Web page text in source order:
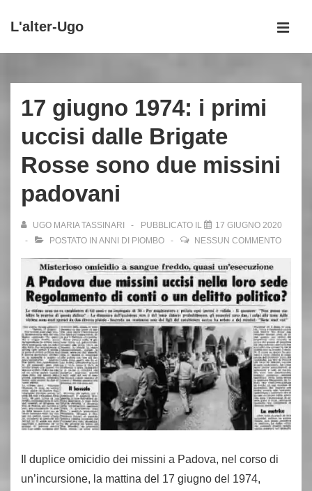
Vai
principale
L'alter-Ugo
principale
17 giugno 1974: i primi
uccisi dalle Brigate
Rosse sono due missini
padovani
UGO MARIA TASSINARI PUBBLICATO IL
17 GIUGNO 2020
POSTATO IN ANNI DI PIOMBO NESSUN COMMENTO
Il duplice omicidio dei missini a Padova, nel corso di
un’incursione, la mattina del 17 giugno del 1974,